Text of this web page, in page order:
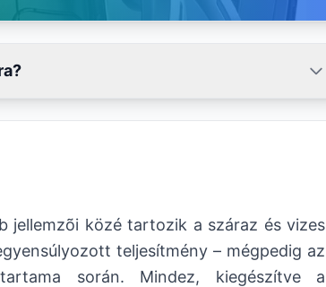
jellemzõi közé tartozik a száraz és vizes
teljesítmény – mégpedig az
során. Mindez, kiegészítve a